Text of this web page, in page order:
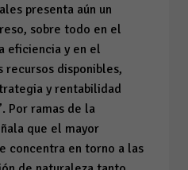
presenta aún un
sobre todo en el
eficiencia y en el
recursos disponibles,
y rentabilidad
Por ramas de la
que el mayor
concentra en torno a las